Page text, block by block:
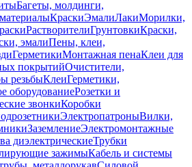
Багеты, молдинги,
КраскиЭмалиЛакиМорилки,
РастворителиГрунтовкиКраски,
эмалиПены, клеи,
ГерметикиМонтажная пенаКлеи для
покрытийОчистители,
резьбыКлеиГерметики,
оборудованиеРозетки и
звонкиКоробки
ЭлектропатроныВилки,
ЗаземлениеЭлектромонтажные
диэлектрическиеТрубки
зажимыКабель и системы